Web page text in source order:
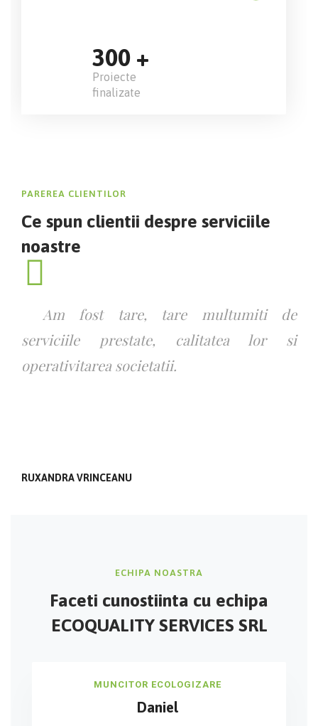
300 +
Proiecte
finalizate
PAREREA CLIENTILOR
Ce spun clientii despre serviciile
noastre
Am fost tare, tare multumiti de
serviciile prestate, calitatea lor si
operativitarea societatii.
RUXANDRA VRINCEANU
ECHIPA NOASTRA
Faceti cunostiinta cu echipa
ECOQUALITY SERVICES SRL
MUNCITOR ECOLOGIZARE
Daniel